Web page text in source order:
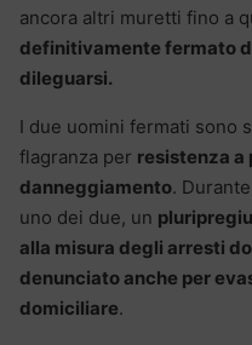
ancora altri muretti fino a
definitivamente fermato
dileguarsi.
I due uomini fermati sono
flagranza per resistenza a
danneggiamento.
uno dei due, un
alla misura degli arresti
denunciato anche per
domiciliare.